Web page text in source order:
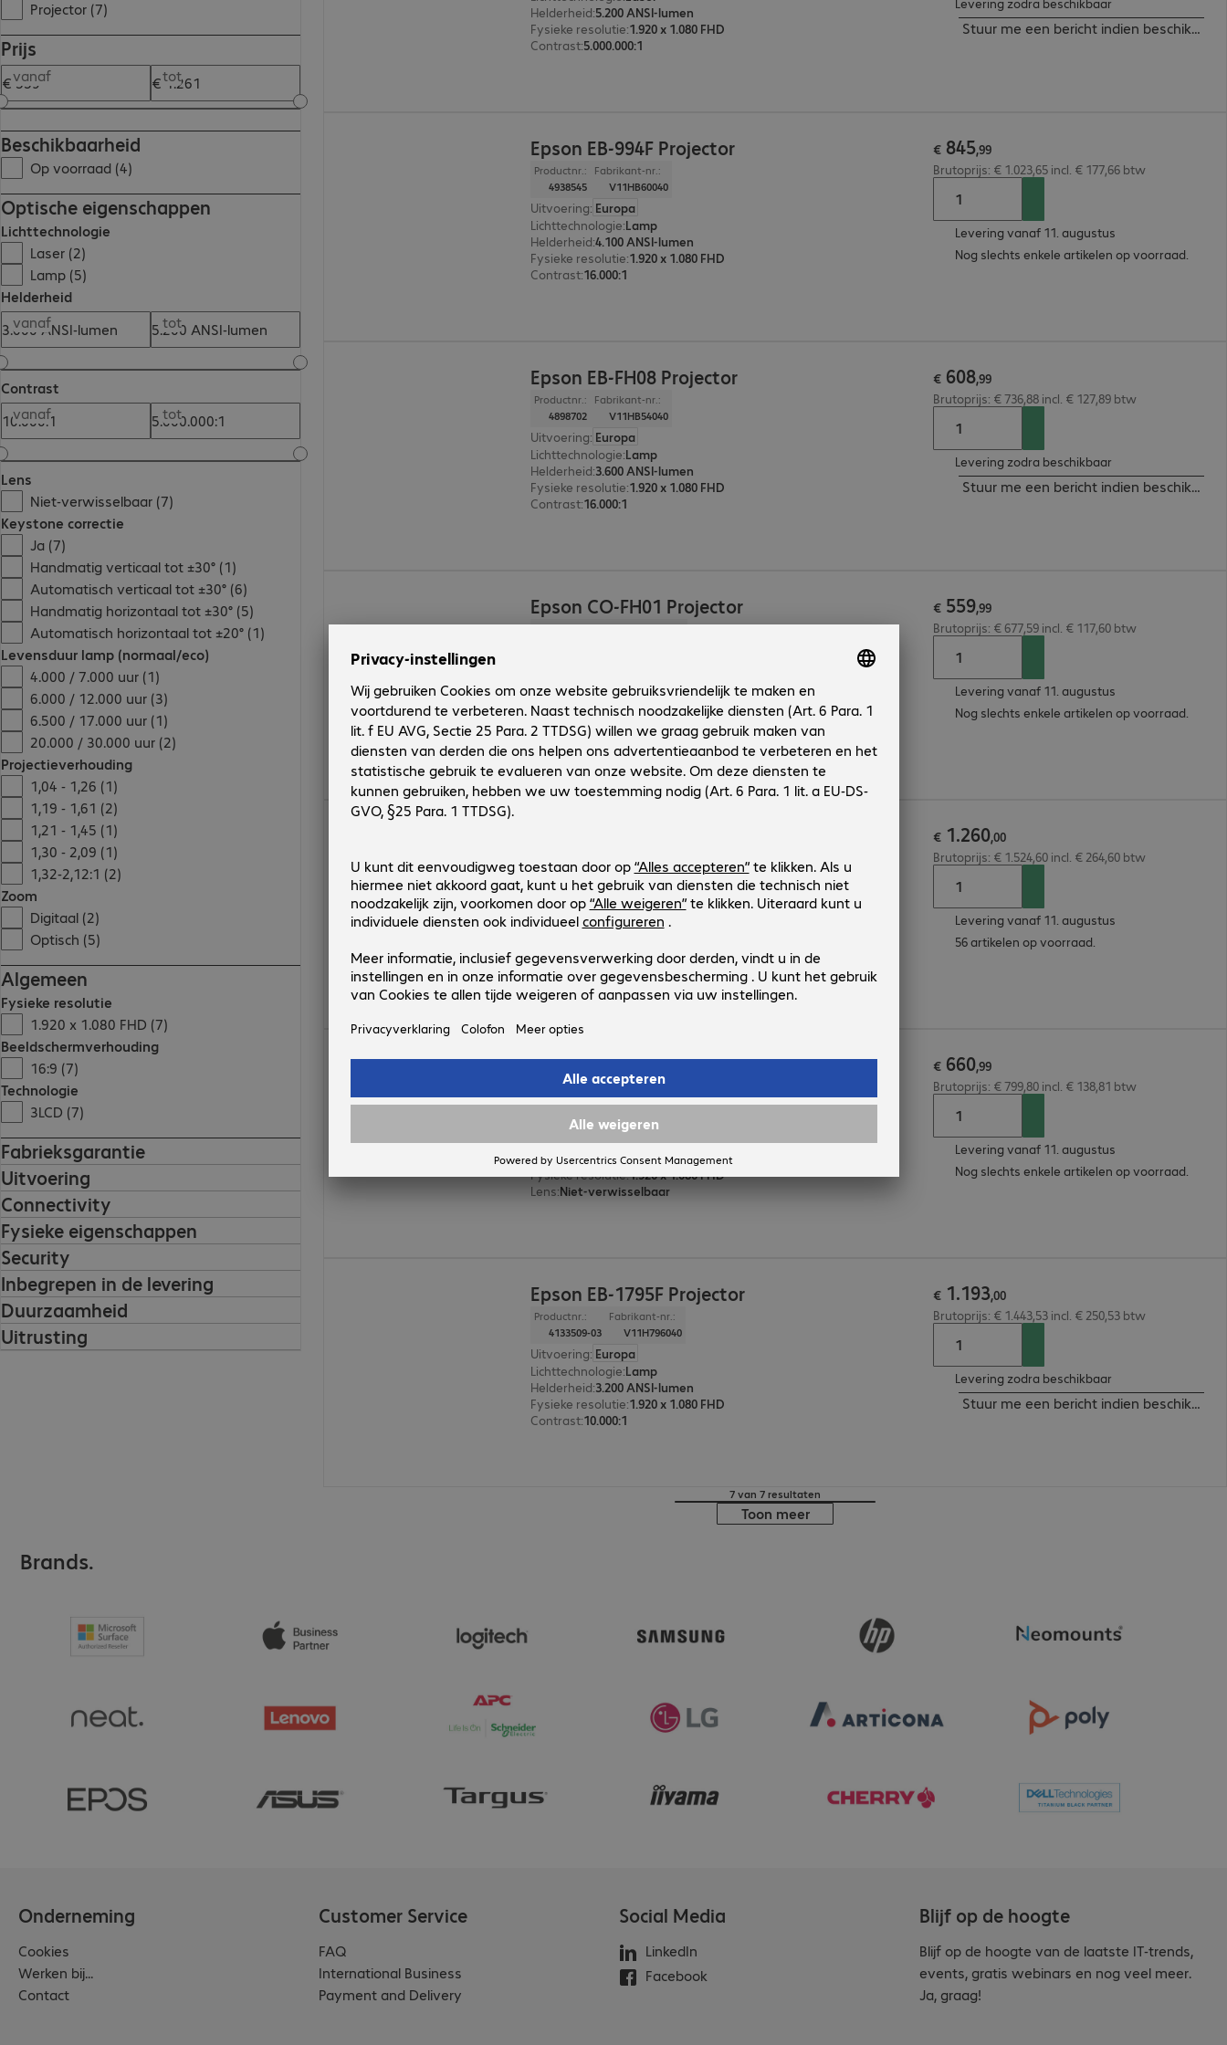
Projector (7)
Prijs
vanaf tot
Beschikbaarheid
Op voorraad (4)
Optische eigenschappen
Lichttechnologie
Laser (2)
Lamp (5)
Helderheid
vanaf
tot
Contrast
vanaf
tot
Lens
Niet-verwisselbaar (7)
Keystone correctie
Ja (7)
Handmatig verticaal tot ±30° (1)
Automatisch verticaal tot ±30° (6)
Handmatig horizontaal tot ±30° (5)
Automatisch horizontaal tot ±20° (1)
Levensduur lamp (normaal/eco)
4.000 / 7.000 uur (1)
6.000 / 12.000 uur (3)
6.500 / 17.000 uur (1)
20.000 / 30.000 uur (2)
Projectieverhouding
1,04 - 1,26 (1)
1,19 - 1,61 (2)
1,21 - 1,45 (1)
1,30 - 2,09 (1)
1,32-2,12:1 (2)
Zoom
Digitaal (2)
Optisch (5)
Algemeen
Fysieke resolutie
1.920 x 1.080 FHD (7)
Beeldschermverhouding
16:9 (7)
Technologie
3LCD (7)
Fabrieksgarantie
Uitvoering
Connectivity
Fysieke eigenschappen
Security
Inbegrepen in de levering
Duurzaamheid
Uitrusting
Helderheid:5.200 ANSI-lumen
Fysieke resolutie:1.920 x 1.080 FHD
Contrast:5.000.000:1
Stuur me een bericht indien beschikbaar
Epson EB-994F Projector
Productnr.:
4938545
Fabrikant-nr.:
V11HB60040
Uitvoering: Europa
Lichttechnologie:Lamp
Helderheid:4.100 ANSI-lumen
Fysieke resolutie:1.920 x 1.080 FHD
Contrast:16.000:1
€ 845,99
Brutoprijs: € 1.023,65 incl. € 177,66 btw
Levering vanaf 11. augustus
Nog slechts enkele artikelen op voorraad.
Epson EB-FH08 Projector
Productnr.:
4898702
Fabrikant-nr.:
V11HB54040
Uitvoering: Europa
Lichttechnologie:Lamp
Helderheid:3.600 ANSI-lumen
Fysieke resolutie:1.920 x 1.080 FHD
Contrast:16.000:1
€ 608,99
Brutoprijs: € 736,88 incl. € 127,89 btw
Levering zodra beschikbaar
Stuur me een bericht indien beschikbaar
Epson CO-FH01 Projector
Productnr.:
Fabrikant-nr.:
Lichttechnologie
Lamp
Helderheid:3.000 ANSI-lumen
Fysieke resolutie:1.920 x 1.080 FHD
Lens:Niet-verwisselbaar
€ 559,99
Brutoprijs: € 677,59 incl. € 117,60 btw
Levering vanaf 11. augustus
Nog slechts enkele artikelen op voorraad.
4710077-03
V11HA69080
Uitvoering: Europa
Lichttechnologie:Laser
Helderheid:4.600 ANSI-lumen
Contrast:2.500.000:1
€ 1.260,00
€ 1.260,00
Brutoprijs: € 1.524,60 incl. € 264,60 btw
Levering vanaf 11. augustus
56 artikelen op voorraad.
Epson CO-FH02 Projector
Productnr.:
4664210-03
Fabrikant-nr.:
V11HA85040
Uitvoering: Europa
Lichttechnologie:Lamp
Helderheid:3.000 ANSI-lumen
Fysieke resolutie:1.920 x 1.080 FHD
Lens:Niet-verwisselbaar
€ 660,99
€ 660,99
Brutoprijs: € 799,80 incl. € 138,81 btw
Levering vanaf 11. augustus
Nog slechts enkele artikelen op voorraad.
Epson EB-1795F Projector
Productnr.:
4133509-03
Fabrikant-nr.:
V11H796040
Uitvoering: Europa
Lichttechnologie:Lamp
Helderheid:3.200 ANSI-lumen
Fysieke resolutie:1.920 x 1.080 FHD
Contrast:10.000:1
€ 1.193,00
Brutoprijs: € 1.443,53 incl. € 250,53 btw
Levering zodra beschikbaar
Stuur me een bericht indien beschikbaar
7 van 7 resultaten
Toon meer
Brands.
Onderneming
Cookies
Werken bij...
Contact
Customer Service
FAQ
International Business
Payment and Delivery
Social Media
LinkedIn
Facebook
Blijf op de hoogte
Blijf op de hoogte van de laatste IT-trends,
events, gratis webinars en nog veel meer.
Ja, graag!